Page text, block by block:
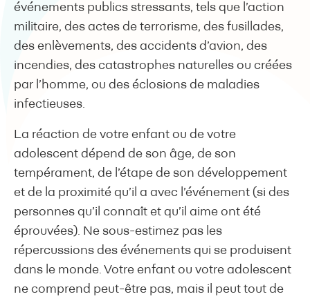
événements publics stressants, tels que l’action
militaire, des actes de terrorisme, des fusillades,
des enlèvements, des accidents d’avion, des
incendies, des catastrophes naturelles ou créées
par l’homme, ou des éclosions de maladies
infectieuses.
La réaction de votre enfant ou de votre
adolescent dépend de son âge, de son
tempérament, de l’étape de son développement
et de la proximité qu’il a avec l’événement (si des
personnes qu’il connaît et qu’il aime ont été
éprouvées). Ne sous-estimez pas les
répercussions des événements qui se produisent
dans le monde. Votre enfant ou votre adolescent
ne comprend peut-être pas, mais il peut tout de